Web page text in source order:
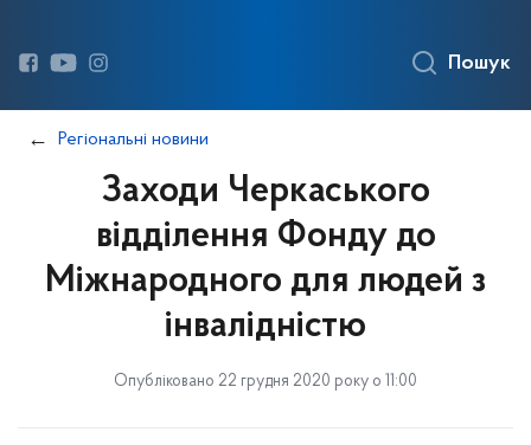
Пошук
Регіональні новини
Заходи Черкаського
відділення Фонду до
Міжнародного для людей з
інвалідністю
Опубліковано 22 грудня 2020 року о 11:00